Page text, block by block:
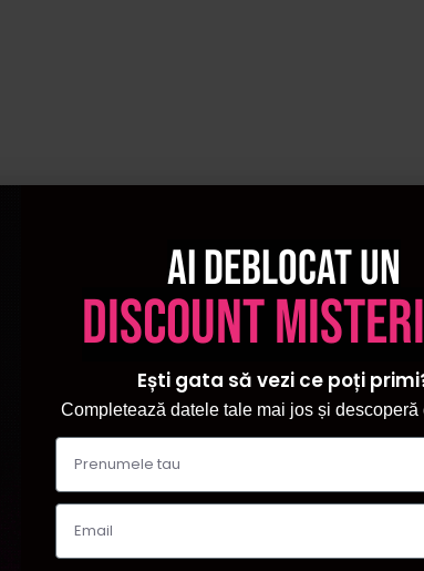
Ai deblocat un
discount
Ești gata să vezi ce poți
Completează datele tale mai jos și descoperă